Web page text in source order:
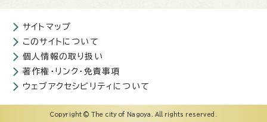
サイトマップ
このサイトについて
個人情報の取り扱い
著作権・リンク・免責事項
ウェブアクセシビリティについて
Copyright © The city of Nagoya. All rights reserved.